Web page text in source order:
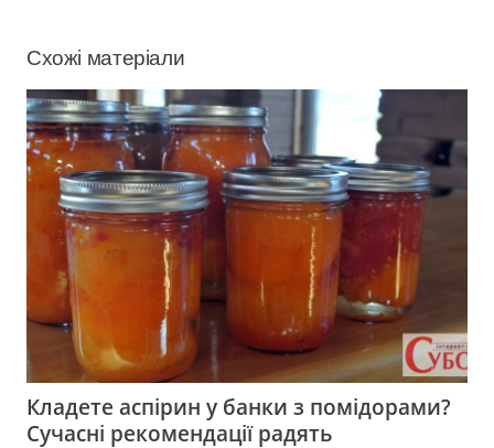
Схожі матеріали
Кладете аспірин у банки з помідорами?
Сучасні рекомендації радять